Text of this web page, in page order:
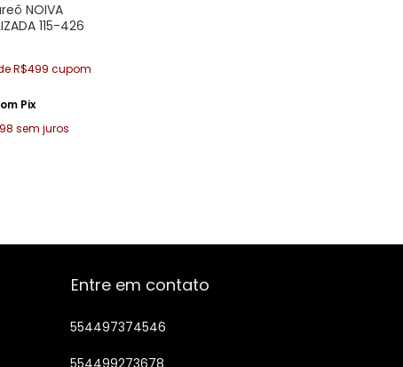
NOIVA
115-426
R$499 cupom
Pix
sem juros
Entre em contato
554497374546
554499273678